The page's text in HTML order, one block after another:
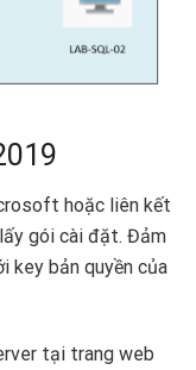
hoặc liên kết
gói cài đặt. Đảm
key bản quyền của
tại trang web